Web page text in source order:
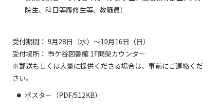
院生、科目等履修生等、教職員）
受付期間： 9月28日（水）～10月16日（日）
受付場所： 市ケ谷図書館 1F開架カウンター
※郵送もしくは大量に提供くださる場合は、事前にご連絡くだ
さい。
ポスター（PDF/512KB）